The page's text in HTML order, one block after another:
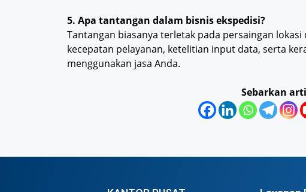
5. Apa tantangan dalam bisnis ekspedisi?
Tantangan biasanya terletak pada persaingan
kecepatan pelayanan, ketelitian input data, serta
menggunakan jasa Anda.
Sebarkan